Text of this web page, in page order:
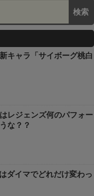
キャラ「サイボーグ桃白
レジェンズ何のパフォー
な？？
ダイマでどれだけ変わっ